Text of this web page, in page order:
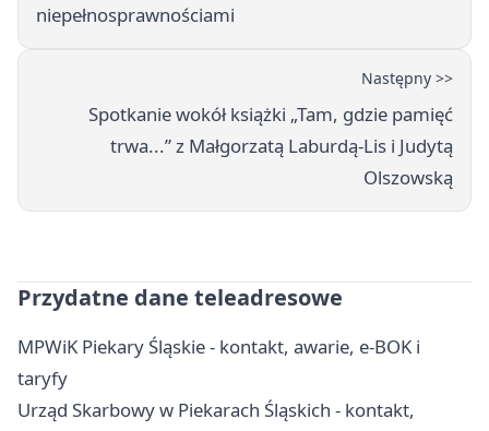
niepełnosprawnościami
Następny >>
Spotkanie wokół książki „Tam, gdzie pamięć
trwa...” z Małgorzatą Laburdą‑Lis i Judytą
Olszowską
Przydatne dane teleadresowe
MPWiK Piekary Śląskie - kontakt, awarie, e-BOK i
taryfy
Urząd Skarbowy w Piekarach Śląskich - kontakt,